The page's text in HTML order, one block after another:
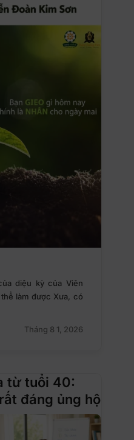
diệu kỳ của Viên
làm được Xưa, có
Tháng 8 1, 2026
từ tuổi 40:
đáng ủng hộ